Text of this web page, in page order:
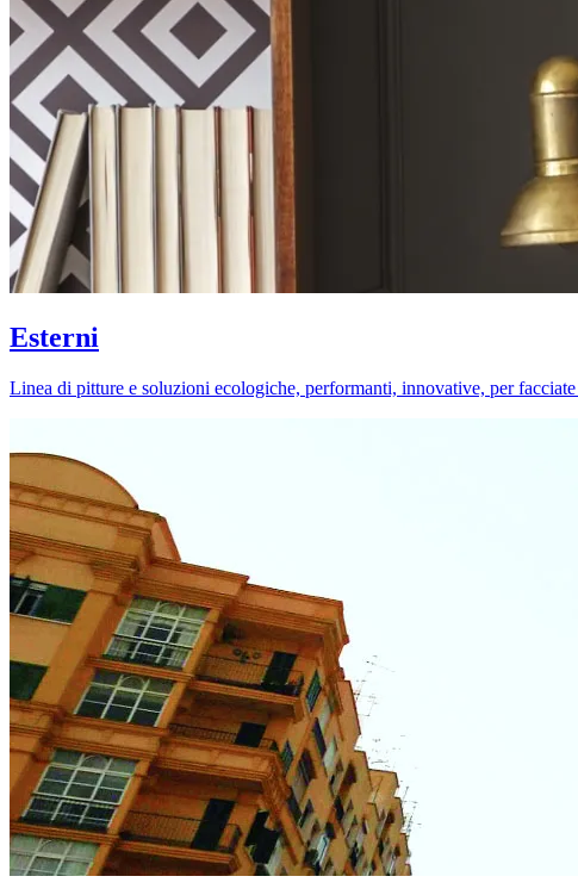
Esterni
Linea di pitture e soluzioni ecologiche, performanti, innovative, per